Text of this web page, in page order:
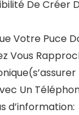
De Créer
Votre Puce
Vous
Un
d’information: